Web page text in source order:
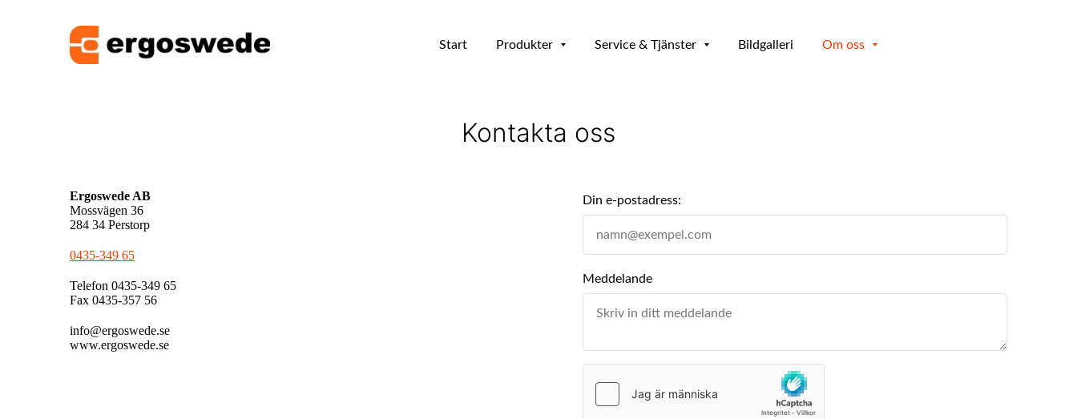
Start Produkter Service & Tjänster Bildgalleri Om oss
Kontakta oss
Din e-postadress:
Meddelande
Ergoswede AB
Mossvägen 36
284 34 Perstorp
0435-349 65
Telefon 0435-349 65
Fax 0435-357 56
info@ergoswede.se
www.ergoswede.se